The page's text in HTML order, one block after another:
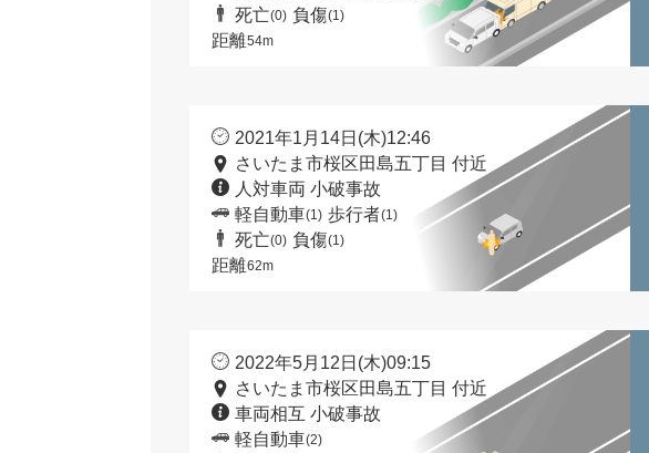
死亡(0) 負傷(1)
距離54m
2021年1月14日(木)12:46
さいたま市桜区田島五丁目 付近
人対車両 小破事故
軽自動車(1) 歩行者(1)
死亡(0) 負傷(1)
距離62m
2022年5月12日(木)09:15
さいたま市桜区田島五丁目 付近
車両相互 小破事故
軽自動車(2)